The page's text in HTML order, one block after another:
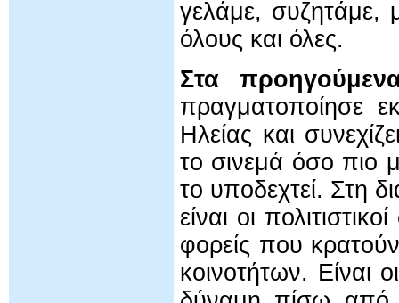
γελάμε, συζητάμε,
όλους και όλες.
Στα
πραγματοποίησε
Ηλείας και
το σινεμά όσο πιο
το υποδεχτεί. Στη
είναι οι
φορείς που
κοινοτήτων. Είναι